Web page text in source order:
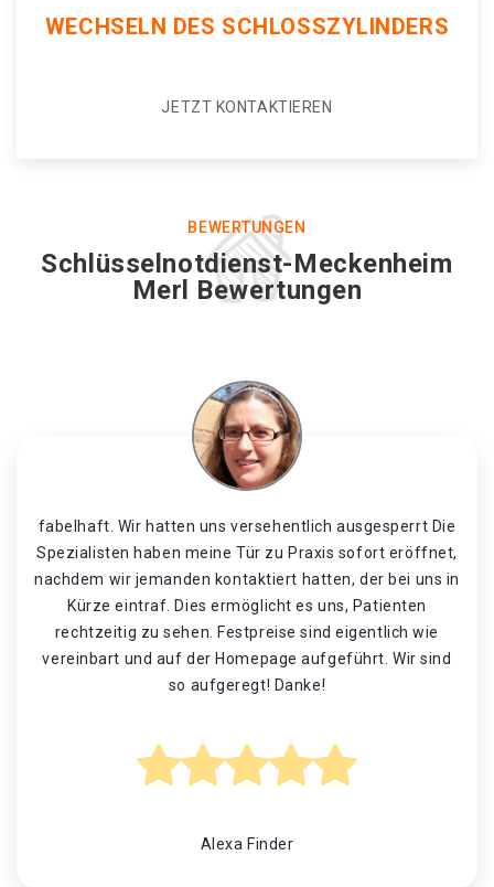
WECHSELN DES SCHLOSSZYLINDERS
JETZT KONTAKTIEREN
BEWERTUNGEN
Schlüsselnotdienst-Meckenheim
Merl Bewertungen
fabelhaft. Wir hatten uns versehentlich ausgesperrt Die
Spezialisten haben meine Tür zu Praxis sofort eröffnet,
nachdem wir jemanden kontaktiert hatten, der bei uns in
Kürze eintraf. Dies ermöglicht es uns, Patienten
rechtzeitig zu sehen. Festpreise sind eigentlich wie
vereinbart und auf der Homepage aufgeführt. Wir sind
so aufgeregt! Danke!
Alexa Finder